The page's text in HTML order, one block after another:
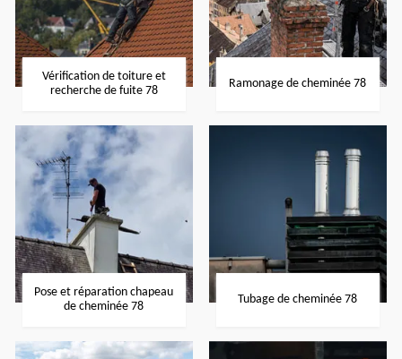
Vérification de toiture et
recherche de fuite 78
Ramonage de cheminée 78
Pose et réparation chapeau
de cheminée 78
Tubage de cheminée 78